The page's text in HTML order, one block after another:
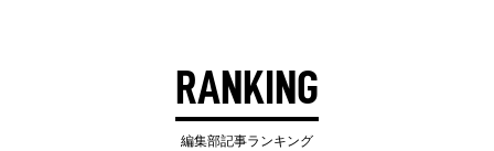
RANKING
編集部記事ランキング